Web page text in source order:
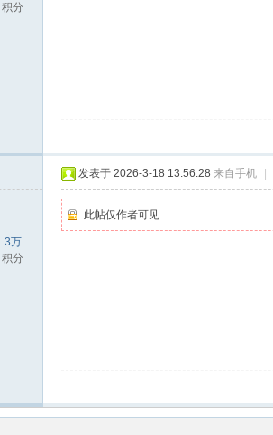
积分
3万
积分
发表于 2026-3-18 13:56:28 来自手机
此帖仅作者可见